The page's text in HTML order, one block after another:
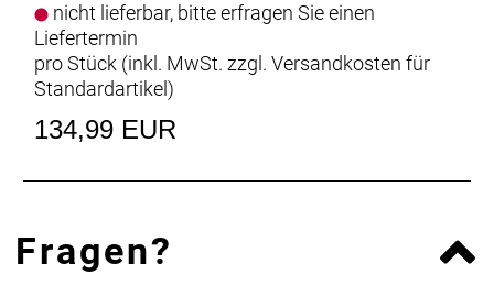
nicht lieferbar, bitte erfragen Sie einen
Liefertermin
pro Stück (inkl. MwSt. zzgl. Versandkosten für
Standardartikel)
134,99 EUR
Fragen?